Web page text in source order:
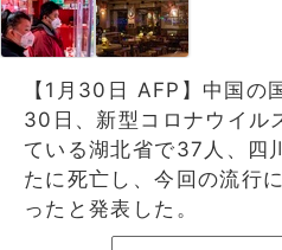
【1月30日 AFP】中国の
30日、新型コロナウイル
ている湖北省で37人、四
たに死亡し、今回の流行
ったと発表した。